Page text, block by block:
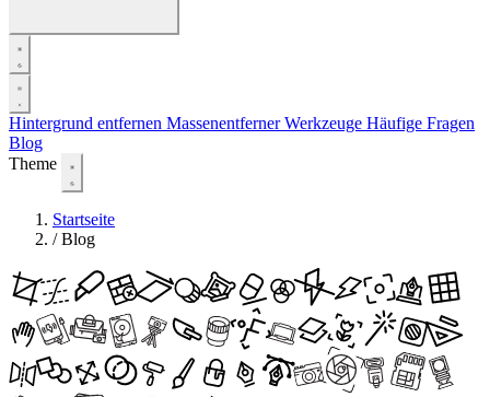
Hintergrund entfernen MassenentfernerWerkzeuge Häufige Fragen
Blog
Theme
Startseite
/ Blog